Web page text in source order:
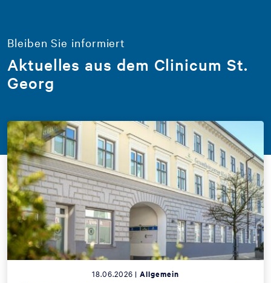
Bleiben Sie informiert
Aktuelles aus dem Clinicum St.
Georg
18.06.2026 |Allgemein